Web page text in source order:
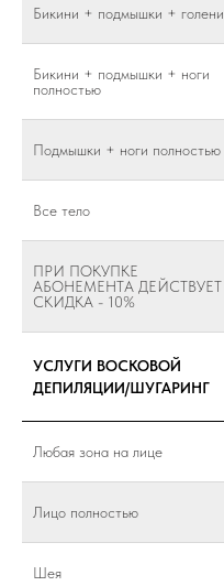
Бикини + подмышки + голени
Бикини + подмышки + ноги
полностью
Подмышки + ноги полностью
Все тело
ПРИ ПОКУПКЕ
АБОНЕМЕНТА ДЕЙСТВУЕТ
СКИДКА - 10%
УСЛУГИ ВОСКОВОЙ
ДЕПИЛЯЦИИ/ШУГАРИНГ
Любая зона на лице
Лицо полностью
Шея